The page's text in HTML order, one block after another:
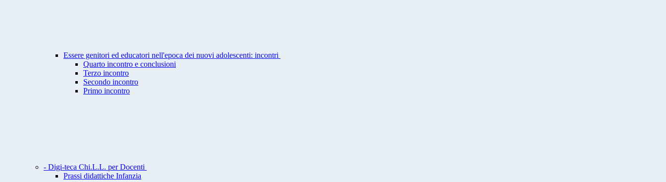
Essere genitori ed educatori nell'epoca dei nuovi adolescenti: incontri
Quarto incontro e conclusioni
Terzo incontro
Secondo incontro
Primo incontro
- Digi-teca Chi.L.L. per Docenti
Prassi didattiche Infanzia